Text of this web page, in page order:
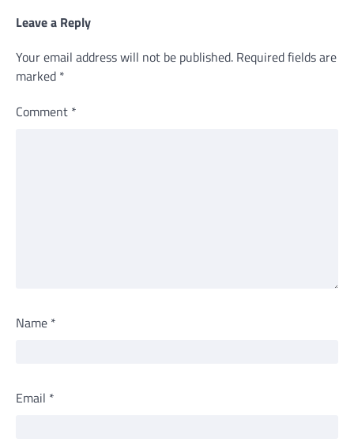
Leave a Reply
Your email address will not be published. Required fields are
marked *
Comment *
Name *
Email *